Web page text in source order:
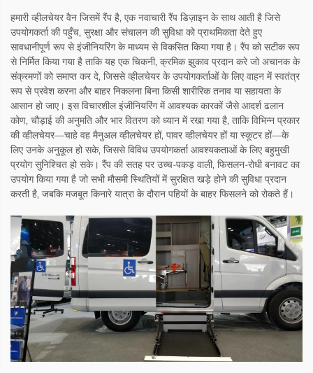
हमारी व्हीलचेयर वैन जिसमें रैंप है, एक नवाचारी रैंप डिज़ाइन के साथ आती है जिसे
उपयोगकर्ता की पहुँच, सुरक्षा और संचालन की सुविधा को प्राथमिकता देते हुए
सावधानीपूर्ण रूप से इंजीनियरिंग के माध्यम से विकसित किया गया है। रैंप को सटीक रूप
से निर्मित किया गया है ताकि यह एक चिकनी, क्रमिक झुकाव प्रदान करे जो अचानक के
संक्रमणों को समाप्त कर दे, जिससे व्हीलचेयर के उपयोगकर्ताओं के लिए वाहन में स्वतंत्र
रूप से प्रवेश करना और बाहर निकलना बिना किसी शारीरिक तनाव या सहायता के
आसान हो जाए। इस विचारशील इंजीनियरिंग में आवश्यक कारकों जैसे आदर्श ढलान
कोण, चौड़ाई की अनुमति और भार वितरण को ध्यान में रखा गया है, ताकि विभिन्न प्रकार
की व्हीलचेयर—चाहे वह मैनुअल व्हीलचेयर हों, पावर व्हीलचेयर हों या स्कूटर हों—के
लिए उनके अनुकूल हो सके, जिससे विविध उपयोगकर्ता आवश्यकताओं के लिए बहुमुखी
प्रयोग सुनिश्चित हो सके। रैंप की सतह पर उच्च-पकड़ वाली, फिसलन-रोधी बनावट का
उपयोग किया गया है जो सभी मौसमी स्थितियों में सुरक्षित खड़े होने की सुविधा प्रदान
करती है, जबकि मजबूत किनारे यात्रा के दौरान पहियों के बाहर फिसलने को रोकते हैं।